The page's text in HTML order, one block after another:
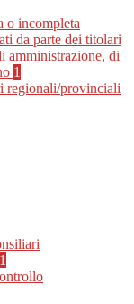
o incompleta
da parte dei titolari
amministrazione, di
1
regionali/provinciali
1